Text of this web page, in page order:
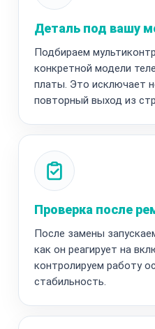
Деталь под вашу
Подбираем
конкретной модели
платы. Это исключает
повторный выход из
Проверка после
После замены
как он реагирует на
контролируем работу
стабильность.